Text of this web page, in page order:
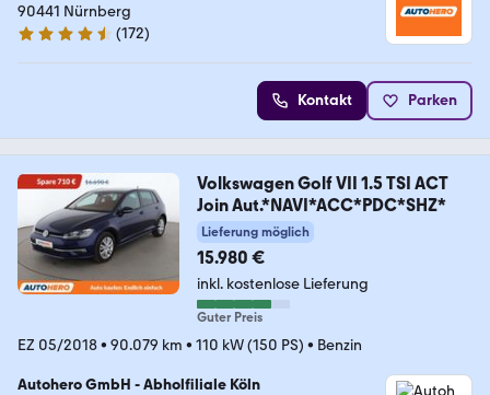
90441 Nürnberg
4.5 Sterne
(172)
Kontakt Parken
Volkswagen Golf VII 1.5 TSI ACT
Join Aut.*NAVI*ACC*PDC*SHZ*
Lieferung möglich
15.980 €
inkl. kostenlose Lieferung
Guter Preis
EZ 05/2018• 90.079 km • 110 kW (150 PS) • Benzin
Autohero GmbH - Abholfiliale Köln